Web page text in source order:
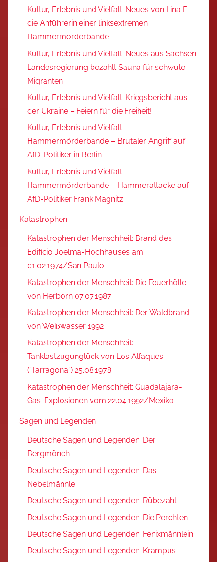
Kultur, Erlebnis und Vielfalt: Neues von Lina E. –
die Anführerin einer linksextremen
Hammermörderbande
Kultur, Erlebnis und Vielfalt: Neues aus Sachsen:
Landesregierung bezahlt Sauna für schwule
Migranten
Kultur, Erlebnis und Vielfalt: Kriegsbericht aus
der Ukraine – Feiern für die Freiheit!
Kultur, Erlebnis und Vielfalt:
Hammermörderbande – Brutaler Angriff auf
AfD-Politiker in Berlin
Kultur, Erlebnis und Vielfalt:
Hammermörderbande – Hammerattacke auf
AfD-Politiker Frank Magnitz
Katastrophen
Katastrophen der Menschheit: Brand des
Edifício Joelma-Hochhauses am
01.02.1974/San Paulo
Katastrophen der Menschheit: Die Feuerhölle
von Herborn 07.07.1987
Katastrophen der Menschheit: Der Waldbrand
von Weißwasser 1992
Katastrophen der Menschheit:
Tanklastzugunglück von Los Alfaques
(“Tarragona”) 25.08.1978
Katastrophen der Menschheit: Guadalajara-
Gas-Explosionen vom 22.04.1992/Mexiko
Sagen und Legenden
Deutsche Sagen und Legenden: Der
Bergmönch
Deutsche Sagen und Legenden: Das
Nebelmännle
Deutsche Sagen und Legenden: Rübezahl
Deutsche Sagen und Legenden: Die Perchten
Deutsche Sagen und Legenden: Fenixmännlein
Deutsche Sagen und Legenden: Krampus